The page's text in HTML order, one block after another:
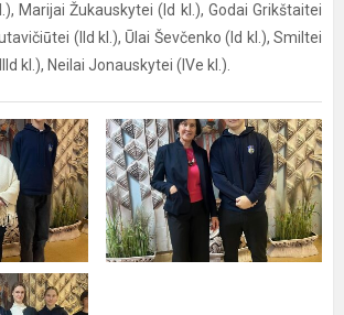
Marijai Žukauskytei (Id kl.), Godai Grikštaitei
(IId kl.), Ūlai Ševčenko (Id kl.), Smiltei
kl.), Neilai Jonauskytei (IVe kl.).